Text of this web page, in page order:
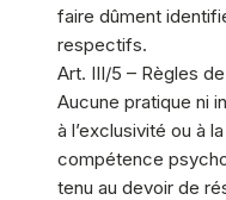
faire dûment
respectifs.
Art. III/5 – Règles
Aucune pratique ni
à l’exclusivité ou à
compétence
tenu au devoir de